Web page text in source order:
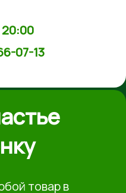
товар в
20:00
07-13